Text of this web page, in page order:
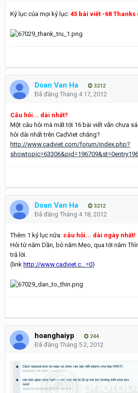
Kỷ lục của mọi kỷ lục: 45 bài viết -68 Thanks
Doan Van Ha 3212
Đã đăng Tháng 4 17, 2012
Câu hỏi... dài nhất?
Một câu hỏi mà mất tới 16 bài viết vẫn chưa
hỏi dài nhất trên CadViet chăng?
http://www.cadviet.com/forum/index.php?
Doan Van Ha 3212
Đã đăng Tháng 4 18, 2012
Thêm 1 kỷ lục nữa: câu hỏi... dài ngày nhất!
Hỏi từ năm Dần, bỏ năm Mẹo, qua tới năm
trả lời.
(link http://www.cadviet.c...=0)
hoanghaiyp 244
Đã đăng Tháng 5 2, 2012